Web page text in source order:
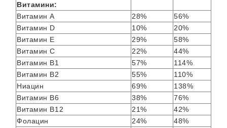
Витамини:
Витамин А
28%
56%
Витамин D
10%
20%
Витамин Е
29%
58%
Витамин С
22%
44%
Витамин В1
57%
114%
Витамин В2
55%
110%
Ниацин
69%
138%
Витамин В6
38%
76%
Витамин В12
21%
42%
Фолацин
24%
48%